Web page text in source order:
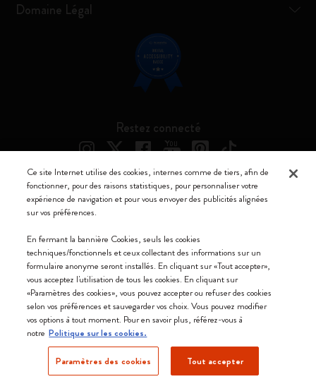
Domaine Légal
Restez connecté
Belgique (français)
Nous acceptons
Moleskine ® est une marque enregistrée de Moleskine Srl a socio unico
Italia - P. IVA / CCIAA n. 07234480965 - REA MI 1945400 - Cap.
Soc. €2.181.513,42
Ce site Internet utilise des cookies, internes comme de tiers, afin de
fonctionner, pour des raisons statistiques, pour personnaliser votre
expérience de navigation et pour vous envoyer des publicités alignées
sur vos préférences.
En fermant la bannière Cookies, seuls les cookies
techniques/fonctionnels et ceux collectant des informations sur un
formulaire anonyme seront installés. En cliquant sur «Tout accepter»,
vous acceptez l'utilisation de tous les cookies. En cliquant sur
«Paramètres des cookies», vous pouvez accepter ou refuser des cookies
selon vos préférences et sauvegarder vos choix. Vous pouvez modifier
vos options à tout moment. Pour en savoir plus, référez-vous à
notre Politique sur les cookies.
Paramètres des cookies Tout accepter